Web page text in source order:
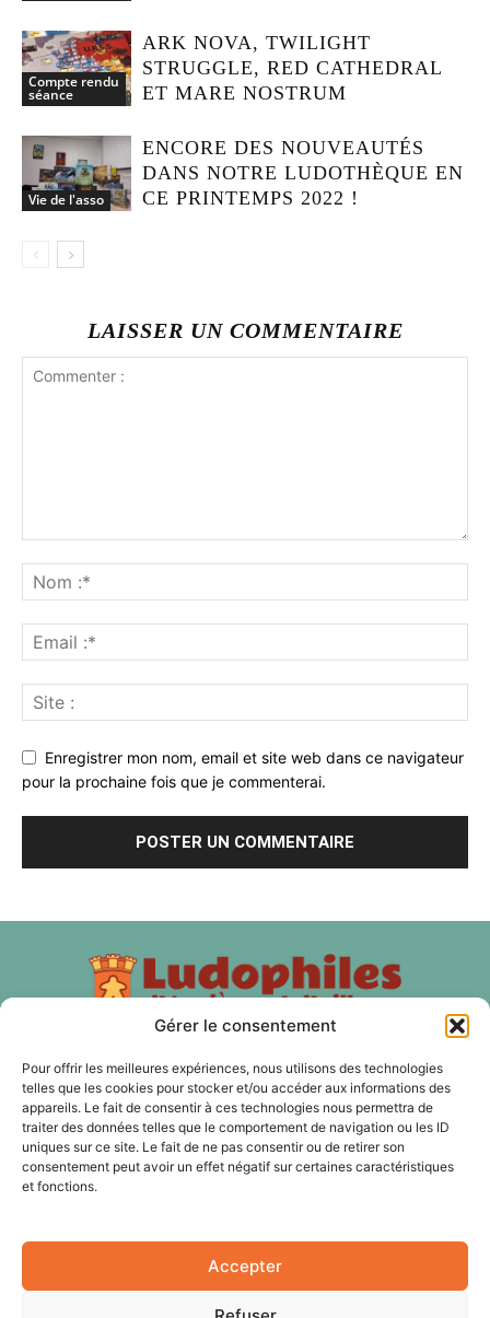
Gérer le consentement
Pour offrir les meilleures expériences, nous utilisons des technologies
telles que les cookies pour stocker et/ou accéder aux informations des
appareils. Le fait de consentir à ces technologies nous permettra de
traiter des données telles que le comportement de navigation ou les ID
uniques sur ce site. Le fait de ne pas consentir ou de retirer son
consentement peut avoir un effet négatif sur certaines caractéristiques
et fonctions.
Accepter
Compte rendu
séance
ARK NOVA, TWILIGHT
STRUGGLE, RED CATHEDRAL
ET MARE NOSTRUM
Vie de l'asso
ENCORE DES NOUVEAUTÉS
DANS NOTRE LUDOTHÈQUE EN
CE PRINTEMPS 2022 !
LAISSER UN COMMENTAIRE
Enregistrer mon nom, email et site web dans ce navigateur
pour la prochaine fois que je commenterai.
À PROPOS
Les Ludophiles d'Asnières et d'ailleurs est une association
de jeux de plateau, de jeux d'histoire, de jeux de rôles, de
jeux de cartes à Asnières sur Seine et nos membres sont
SUIVEZ NOUS